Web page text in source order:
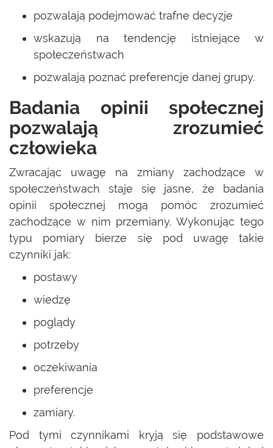
pozwalają podejmować trafne decyzje
wskazują na tendencję istniejące w
społeczeństwach
pozwalają poznać preferencje danej grupy.
Badania opinii społecznej
pozwalają zrozumieć
człowieka
Zwracając uwagę na zmiany zachodzące w
społeczeństwach staje się jasne, że badania
opinii społecznej mogą pomóc zrozumieć
zachodzące w nim przemiany. Wykonując tego
typu pomiary bierze się pod uwagę takie
czynniki jak:
postawy
wiedzę
poglądy
potrzeby
oczekiwania
preferencje
zamiary.
Pod tymi czynnikami kryją się podstawowe